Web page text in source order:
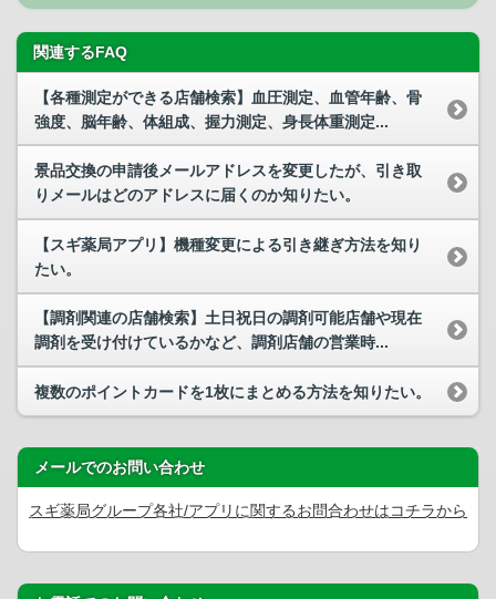
関連するFAQ
【各種測定ができる店舗検索】血圧測定、血管年齢、骨
強度、脳年齢、体組成、握力測定、身長体重測定...
景品交換の申請後メールアドレスを変更したが、引き取
りメールはどのアドレスに届くのか知りたい。
【スギ薬局アプリ】機種変更による引き継ぎ方法を知り
たい。
【調剤関連の店舗検索】土日祝日の調剤可能店舗や現在
調剤を受け付けているかなど、調剤店舗の営業時...
複数のポイントカードを1枚にまとめる方法を知りたい。
メールでのお問い合わせ
スギ薬局グループ各社/アプリに関するお問合わせはコチラから